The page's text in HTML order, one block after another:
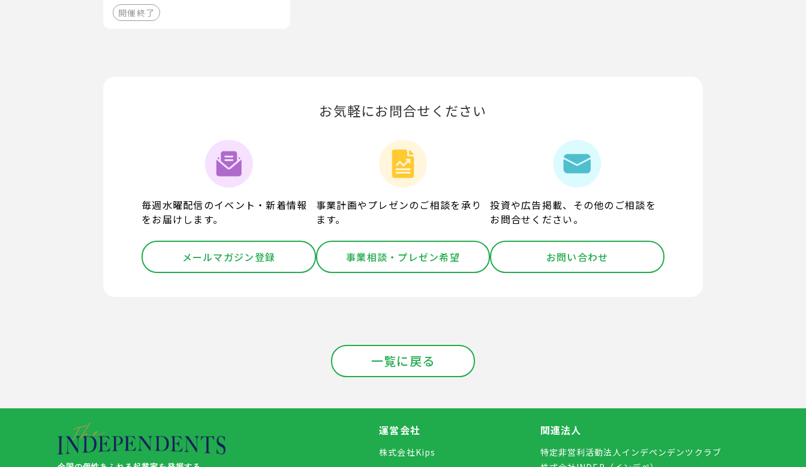
開催終了
お気軽にお問合せください
毎週水曜配信のイベント・新着情報
をお届けします。
メールマガジン登録
事業計画やプレゼンのご相談を承り
ます。
事業相談・プレゼン希望
投資や広告掲載、その他のご相談を
お問合せください。
お問い合わせ
一覧に戻る
運営会社
株式会社Kips
関連法人
特定非営利活動法人インデペンデンツクラブ